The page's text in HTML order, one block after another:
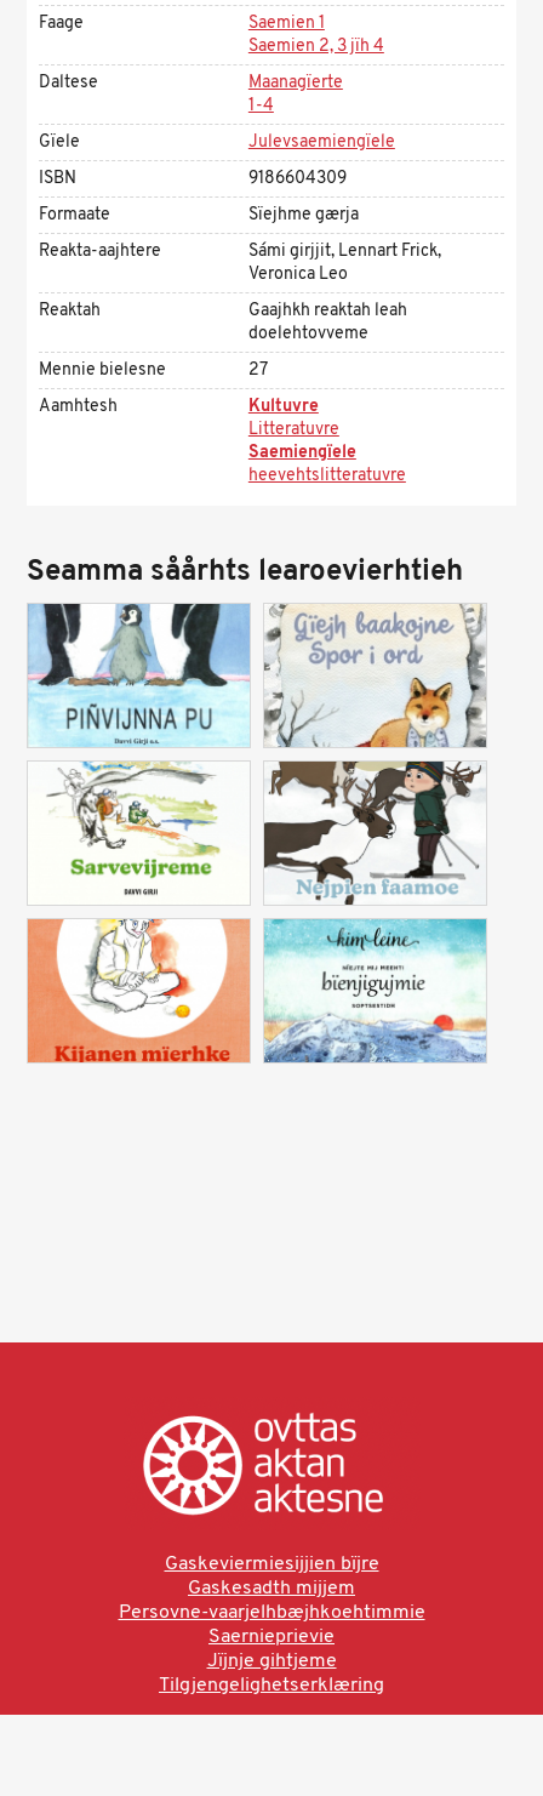
Faage
Saemien 1
Saemien 2, 3 jïh 4
Daltese
Maanagïerte
1-4
Gïele
Julevsaemiengïele
ISBN
9186604309
Formaate
Sïejhme gærja
Reakta-aajhtere
Sámi girjjit, Lennart Frick,
Veronica Leo
Reaktah
Gaajhkh reaktah leah
doelehtovveme
Mennie bielesne
27
Aamhtesh
Kultuvre
Litteratuvre
Saemiengïele
heevehtslitteratuvre
Seamma såårhts learoevierhtieh
Gaskeviermiesijjien bïjre
Gaskesadth mijjem
Persovne-vaarjelhbæjhkoehtimmie
Saernieprievie
Jïjnje gihtjeme
Tilgjengelighetserklæring